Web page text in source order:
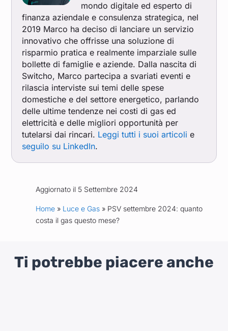
mondo digitale ed esperto di
finanza aziendale e consulenza strategica, nel
2019 Marco ha deciso di lanciare un servizio
innovativo che offrisse una soluzione di
risparmio pratica e realmente imparziale sulle
bollette di famiglie e aziende. Dalla nascita di
Switcho, Marco partecipa a svariati eventi e
rilascia interviste sui temi delle spese
domestiche e del settore energetico, parlando
delle ultime tendenze nei costi di gas ed
elettricità e delle migliori opportunità per
tutelarsi dai rincari. Leggi tutti i suoi articoli e
seguilo su LinkedIn.
Aggiornato il 5 Settembre 2024
Home» Luce e Gas» PSV settembre 2024: quanto
costa il gas questo mese?
Ti potrebbe piacere anche